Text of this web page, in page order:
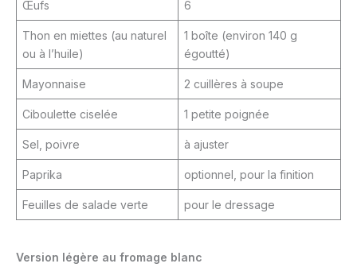
Œufs 6
Thon en miettes (au naturel
ou à l’huile)
1 boîte (environ 140 g
égoutté)
Mayonnaise 2 cuillères à soupe
Ciboulette ciselée 1 petite poignée
Sel, poivre à ajuster
Paprika optionnel, pour la finition
Feuilles de salade verte pour le dressage
Version légère au fromage blanc